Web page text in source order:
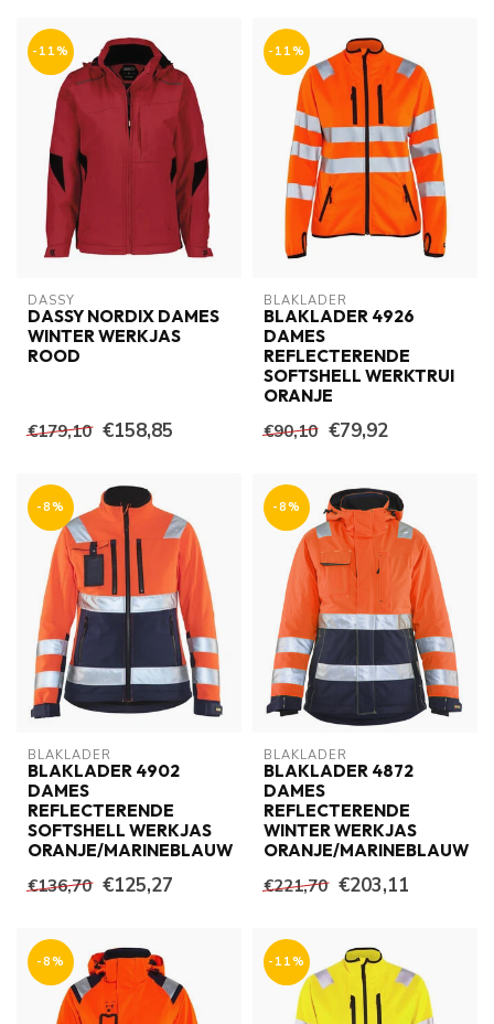
-11%
DASSY
DASSY NORDIX DAMES
WINTER WERKJAS
ROOD
€179,10 €158,85
-11%
BLAKLADER
BLAKLADER 4926
DAMES
REFLECTERENDE
SOFTSHELL WERKTRUI
ORANJE
€90,10 €79,92
-8%
BLAKLADER
BLAKLADER 4902
DAMES
REFLECTERENDE
SOFTSHELL WERKJAS
ORANJE/MARINEBLAUW
€136,70 €125,27
-8%
BLAKLADER
BLAKLADER 4872
DAMES
REFLECTERENDE
WINTER WERKJAS
ORANJE/MARINEBLAUW
€221,70 €203,11
-8% -11%